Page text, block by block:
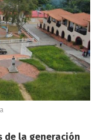
de la generación